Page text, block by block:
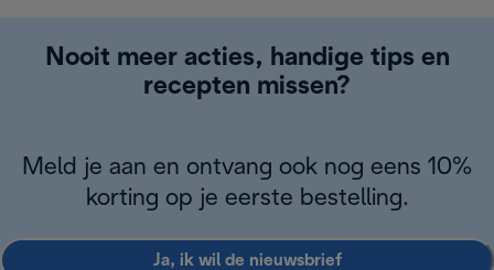
Nooit meer acties, handige tips en
recepten missen?
Meld je aan en ontvang ook nog eens 10%
korting op je eerste bestelling.
Ja, ik wil de nieuwsbrief